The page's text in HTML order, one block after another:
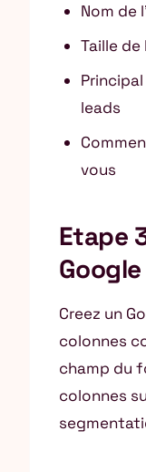
Nom de
Taille de
leads
vous
Etape
Creez un
colonnes
champ du
colonnes